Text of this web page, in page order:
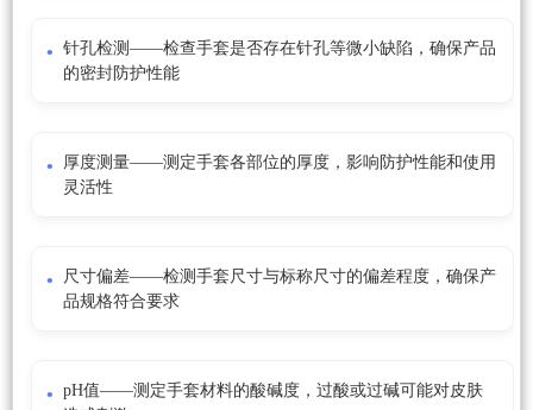
针孔检测——检查手套是否存在针孔等微小缺陷，确保产品
的密封防护性能
厚度测量——测定手套各部位的厚度，影响防护性能和使用
灵活性
尺寸偏差——检测手套尺寸与标称尺寸的偏差程度，确保产
品规格符合要求
pH值——测定手套材料的酸碱度，过酸或过碱可能对皮肤